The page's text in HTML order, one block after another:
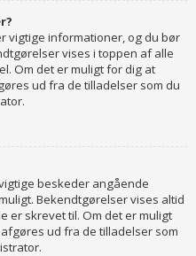
vigtige informationer, og du bør
vises i toppen af alle
Om det er muligt for dig at
ud fra de tilladelser som du
beskeder angående
Bekendtgørelser vises altid
er skrevet til. Om det er muligt
ud fra de tilladelser som